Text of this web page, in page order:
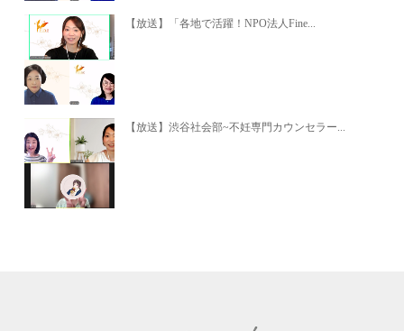
【放送】「各地で活躍！NPO法人Fine...
【放送】渋谷社会部~不妊専門カウンセラー...